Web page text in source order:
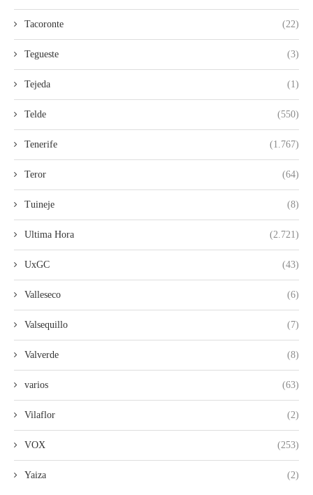
Tacoronte (22)
Tegueste (3)
Tejeda (1)
Telde (550)
Tenerife (1.767)
Teror (64)
Tuineje (8)
Ultima Hora (2.721)
UxGC (43)
Valleseco (6)
Valsequillo (7)
Valverde (8)
varios (63)
Vilaflor (2)
VOX (253)
Yaiza (2)